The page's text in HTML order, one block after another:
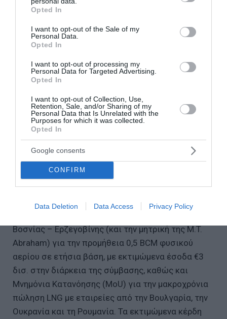
grant or deny consent to Google and its third-party tags to
use your data for below specified purposes in below Google
consent section.
Opted In
I want to opt-out of the Sale of my
Personal Data.
Opted In
I want to opt-out of processing my
Personal Data for Targeted Advertising.
Opted In
I want to opt-out of Collection, Use,
Retention, Sale, and/or Sharing of my
Personal Data that Is Unrelated with the
Purposes for which it was collected.
Opted In
Google consents
CONFIRM
Data Deletion Data Access Privacy Policy
να επιτευχθεί ο στρατηγικός στόχος ανάπτυξης
του τομέα των ΑΠΕ, με επενδύσεις που
υπερβαίνουν το €1δισ. έως την περίοδο 2028 –
Ο πρώτες μακροχρόνιες συμφωνίες στον τομέα
Το 2025, ο Όμιλος AKTOR εισήλθε στον τομέα του
Υγροποιημένου Φυσικού Αερίου (LNG) και στη
συνέχεια υπέγραψε 20ετή εμπορική συμφωνία με
την ALBGAZ της Αλβανίας για την προμήθεια, σε
ετήσια βάση, 1 BCM φυσικού αερίου, με
εκτιμώμενα έσοδα €6 δισ. στην διάρκεια της
σύμβασης. Επιπλέον, έχει υπογράψει 20ετή
Βοσνίας – Ερζεγοβίνης (και την μητρική της M.T.
Abraham) για την προμήθεια 0,5 BCM φυσικού
αερίου σε ετήσια βάση, με εκτιμώμενα έσοδα €3
δισ. στην διάρκεια της σύμβασης, καθώς και
Μνημόνια Κατανόησης (MoU) για την μακροχρόνια
πώληση LNG με εταιρείες από την Βουλγαρία, την
Ουκρανία και τη Ρουμανία. Τα εκτιμώμενα κέρδη